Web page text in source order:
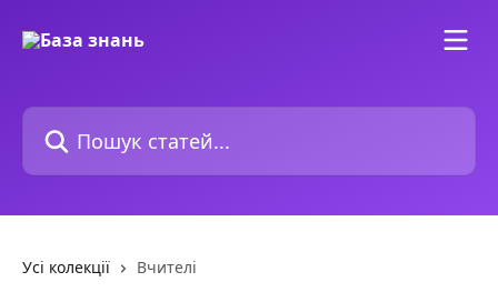
Пошук статей...
Усі колекції Вчителі